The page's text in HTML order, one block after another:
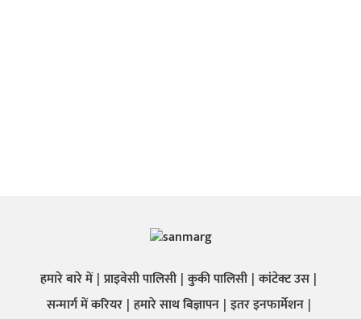
हमारे बारे में प्राइवेसी पालिसी कुकी पालिसी कांटेक्ट उस
सन्मार्ग में करियर हमारे साथ बिज्ञापन इतर इनफार्मेशन